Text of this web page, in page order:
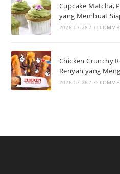
Cupcake Matcha,
yang Membuat
2026-07-28 / 0
Chicken Crunchy
Renyah yang
2026-07-26 / 0